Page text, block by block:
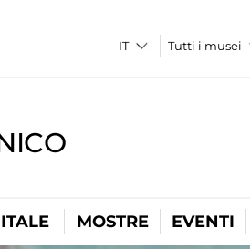
Tutti i musei
MOSTRE EVENTI